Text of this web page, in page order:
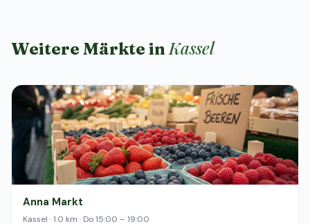
Weitere Märkte inKassel
Anna Markt
Kassel · 1.0 km · Do 15:00 – 19:00